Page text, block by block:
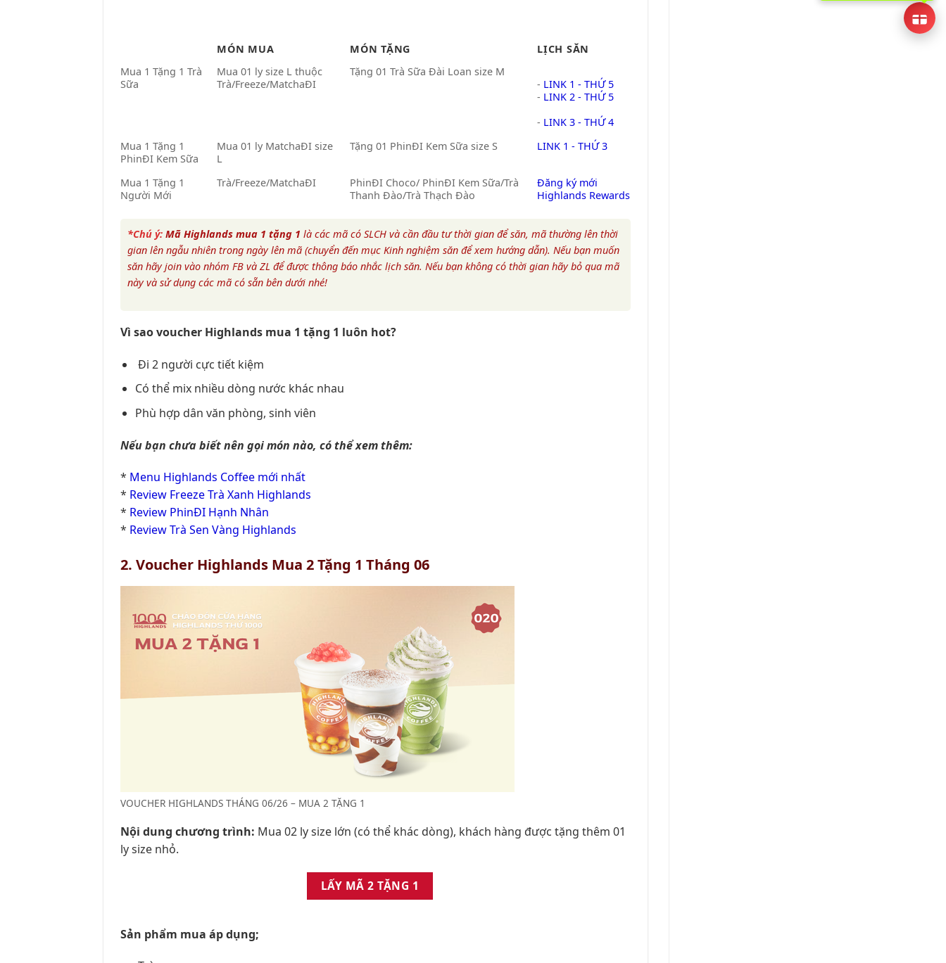
MÓN MUA MÓN TẶNG
LỊCH SĂN
Mua 1 Tặng 1 Trà
Sữa
Mua 01 ly size L thuộc
Trà/Freeze/MatchaĐI
Tặng 01 Trà Sữa Đài Loan size M
- LINK 1 - THỨ 5
- LINK 2 - THỨ 5
- LINK 3 - THỨ 4
Mua 1 Tặng 1
PhinĐI Kem Sữa
Mua 01 ly MatchaĐI size
L
Tặng 01 PhinĐI Kem Sữa size S LINK 1 - THỨ 3
Mua 1 Tặng 1
Người Mới
Trà/Freeze/MatchaĐI
PhinĐI Choco/ PhinĐI Kem Sữa/Trà
Thanh Đào/Trà Thạch Đào
Đăng ký mới
Highlands Rewards
*Chú ý: Mã Highlands mua 1 tặng 1 là các mã có SLCH và cần đầu tư thời gian để săn, mã thường lên thời
gian lên ngẫu nhiên trong ngày lên mã (chuyển đến mục Kinh nghiệm săn để xem hướng dẫn). Nếu bạn muốn
săn hãy join vào nhóm FB và ZL để được thông báo nhắc lịch săn. Nếu bạn không có thời gian hãy bỏ qua mã
này và sử dụng các mã có sẵn bên dưới nhé!
Vì sao voucher Highlands mua 1 tặng 1 luôn hot?
Đi 2 người cực tiết kiệm
Có thể mix nhiều dòng nước khác nhau
Phù hợp dân văn phòng, sinh viên
Nếu bạn chưa biết nên gọi món nào, có thể xem thêm:
* Menu Highlands Coffee mới nhất
* Review Freeze Trà Xanh Highlands
* Review PhinĐI Hạnh Nhân
* Review Trà Sen Vàng Highlands
2. Voucher Highlands Mua 2 Tặng 1 Tháng 06
VOUCHER HIGHLANDS THÁNG 06/26 – MUA 2 TẶNG 1
Nội dung chương trình: Mua 02 ly size lớn (có thể khác dòng), khách hàng được tặng thêm 01
ly size nhỏ.
LẤY MÃ 2 TẶNG 1
Sản phẩm mua áp dụng;